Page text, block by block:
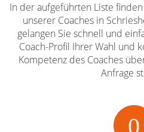
In der aufgeführten Liste
unserer Coaches in
gelangen Sie schnell und
Coach-Profil Ihrer Wahl und
Kompetenz des Coaches
Anfrage
0